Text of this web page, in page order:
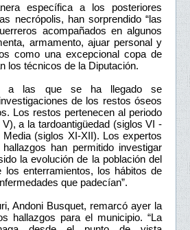
específica a los posteriores
necrópolis, han sorprendido “las
acompañados en algunos
armamento, ajuar personal y
como una excepcional copa de
los técnicos de la Diputación.
a las que se ha llegado se
de los restos óseos
Los restos pertenecen al periodo
a la tardoantigüedad (siglos VI -
(siglos XI-XII). Los expertos
han permitido investigar
la evolución de la población del
los enterramientos, los hábitos de
que padecían”.
Andoni Busquet, remarcó ayer la
hallazgos para el municipio. “La